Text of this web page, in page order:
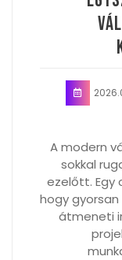
A modern
sokkal
ezelőtt. Egy
hogy
átmeneti